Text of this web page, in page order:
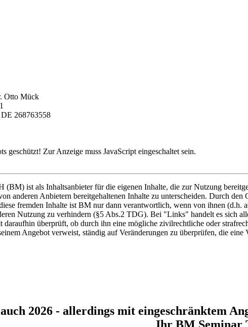
Otto Mück
268763558
geschützt! Zur Anzeige muss JavaScript eingeschaltet sein.
ist als Inhaltsanbieter für die eigenen Inhalte, die zur Nutzung
anderen Anbietern bereitgehaltenen Inhalte zu unterscheiden. Durch
fremden Inhalte ist BM nur dann verantwortlich, wenn von ihnen
Nutzung zu verhindern (§5 Abs.2 TDG). Bei "Links" handelt es sich
überprüft, ob durch ihn eine mögliche zivilrechtliche oder
Angebot verweist, ständig auf Veränderungen zu überprüfen, die
2026 - allerdings mit eingeschränktem
Ihr BM Seminar